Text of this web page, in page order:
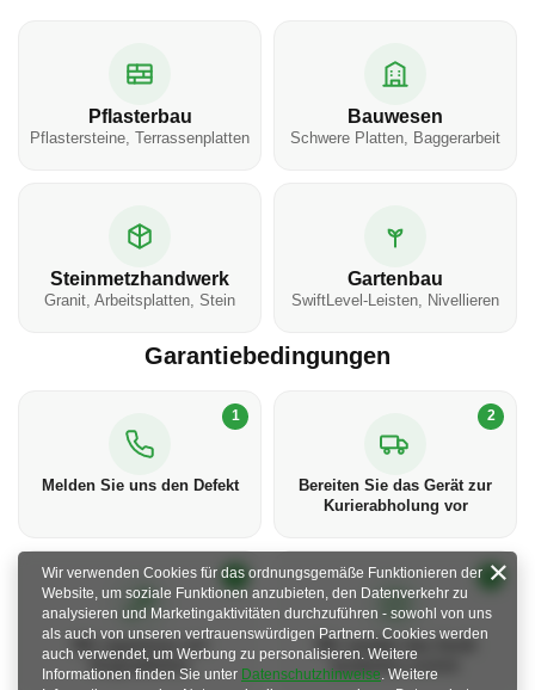
Pflasterbau
Pflastersteine, Terrassenplatten
Bauwesen
Schwere Platten, Baggerarbeit
Steinmetzhandwerk
Granit, Arbeitsplatten, Stein
Gartenbau
SwiftLevel-Leisten, Nivellieren
Garantiebedingungen
1
Melden Sie uns den Defekt
2
Bereiten Sie das Gerät zur
Kurierabholung vor
3
Wir reparieren mit
Originalteilen
4
Wir senden das Gerät
kostenlos zurück
Wir verwenden Cookies für das ordnungsgemäße Funktionieren der
Website, um soziale Funktionen anzubieten, den Datenverkehr zu
analysieren und Marketingaktivitäten durchzuführen - sowohl von uns
als auch von unseren vertrauenswürdigen Partnern. Cookies werden
auch verwendet, um Werbung zu personalisieren. Weitere
Informationen finden Sie unter Datenschutzhinweise. Weitere